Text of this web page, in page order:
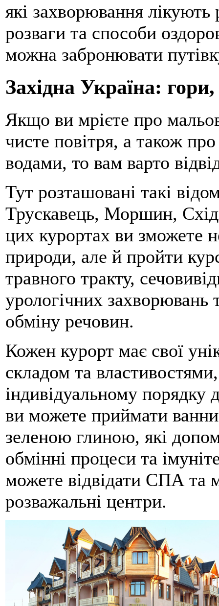
які захворювання лікують
розваги та способи
можна забронювати
Західна Україна:
Якщо ви мрієте про
чисте повітря, а також
водами, то вам варто
Тут розташовані такі
Трускавець, Моршин,
цих курортах ви зможете
природи, але й пройти
травного тракту,
урологічних
обміну речовин.
Кожен курорт має свої
складом та
індивідуальному порядку
ви можете приймати
зеленою глиною, які
обмінні процеси та
можете відвідати СПА та
розважальні центри.